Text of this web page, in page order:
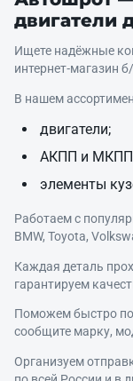
двигатели
Ищете надёжные
интернет‑магазин
В нашем
двигатели;
АКПП и
элементы
Работаем с
BMW, Toyota,
Каждая деталь
гарантируем
Поможем быстро
сообщите марку,
Организуем